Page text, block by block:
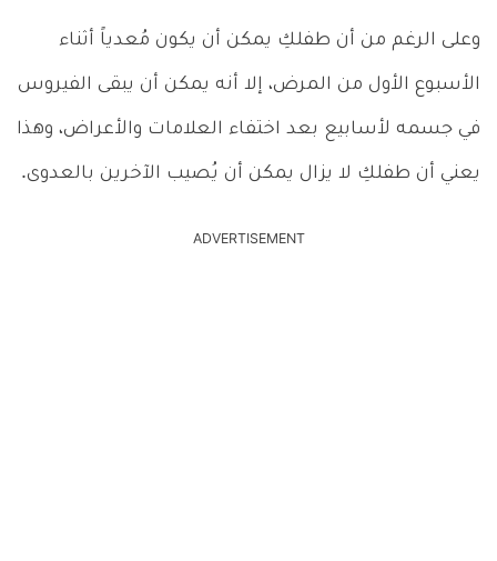
وعلى الرغم من أن طفلكِ يمكن أن يكون مُعدياً أثناء
الأسبوع الأول من المرض، إلا أنه يمكن أن يبقى الفيروس
في جسمه لأسابيع بعد اختفاء العلامات والأعراض، وهذا
يعني أن طفلكِ لا يزال يمكن أن يُصيب الآخرين بالعدوى.
ADVERTISEMENT